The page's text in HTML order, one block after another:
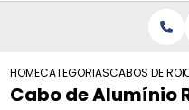
HOMECATEGORIASCABOS DE
Cabo de Alumínio